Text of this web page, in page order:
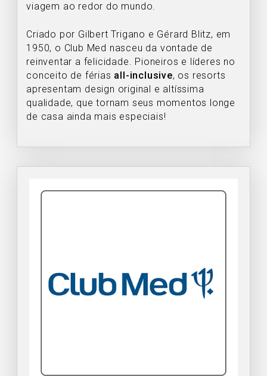
viagem ao redor do mundo.
Criado por Gilbert Trigano e Gérard Blitz, em
1950, o Club Med nasceu da vontade de
reinventar a felicidade. Pioneiros e líderes no
conceito de férias all-inclusive, os resorts
apresentam design original e altíssima
qualidade, que tornam seus momentos longe
de casa ainda mais especiais!